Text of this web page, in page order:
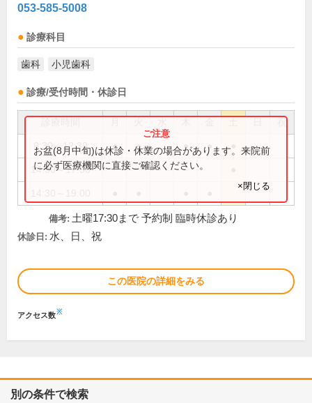
053-585-5008
診療科目
歯科 小児歯科
診療/受付時間・休診日
祝
9:30～12:30 ● ● ● ●
14:30～17:30
お盆(8月中旬)は休診・休業の場合があります。来院前
に必ず医療機関に直接ご確認ください。
×閉じる
備考: 土曜17:30まで 予約制 臨時休診あり
休診日: 水、日、祝
この医院の詳細をみる
アクセス数※
別の条件で検索